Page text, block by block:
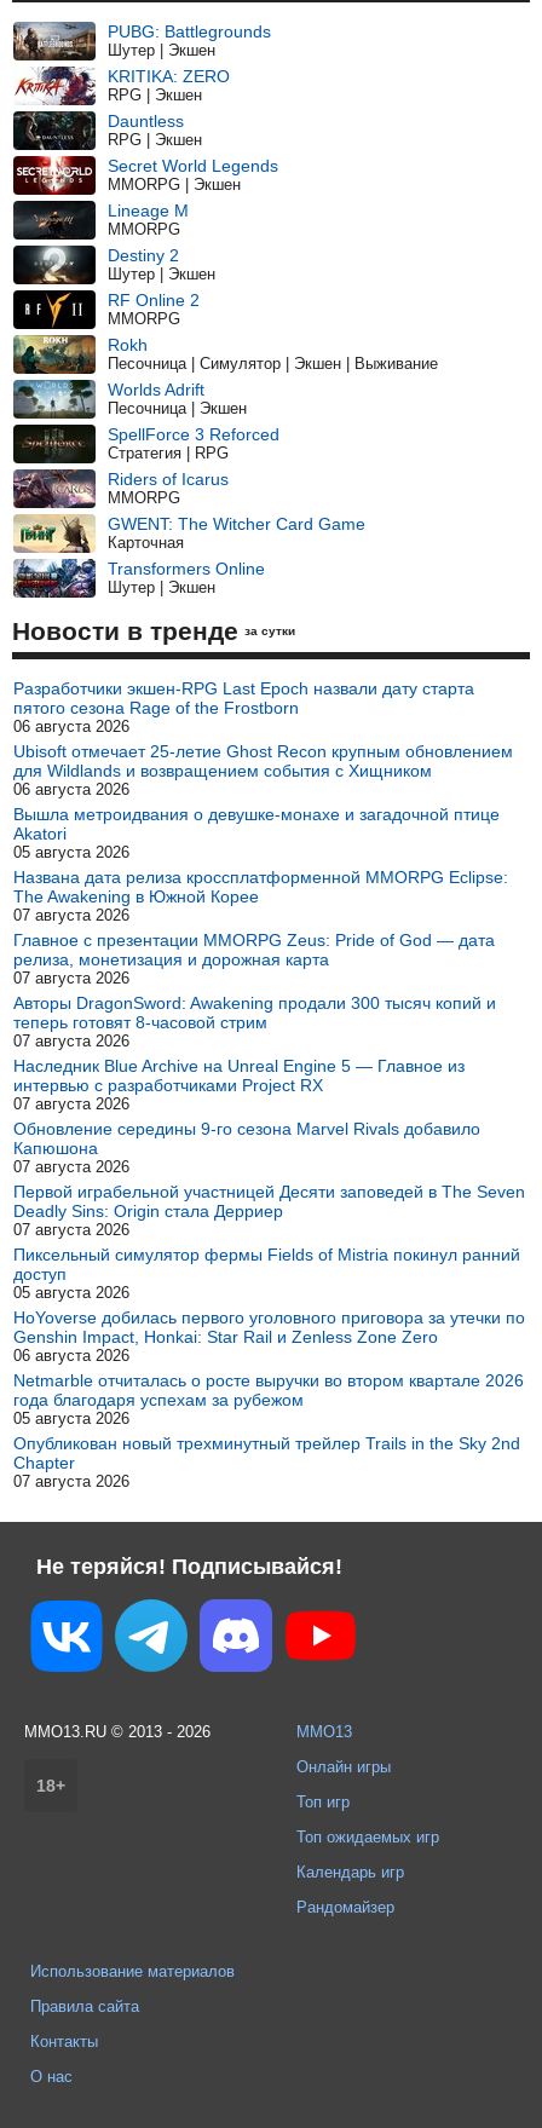
PUBG: Battlegrounds
Шутер | Экшен
KRITIKA: ZERO
RPG | Экшен
Dauntless
RPG | Экшен
Secret World Legends
MMORPG | Экшен
Lineage M
MMORPG
Destiny 2
Шутер | Экшен
RF Online 2
MMORPG
Rokh
Песочница | Симулятор | Экшен | Выживание
Worlds Adrift
Песочница | Экшен
SpellForce 3 Reforced
Стратегия | RPG
Riders of Icarus
MMORPG
GWENT: The Witcher Card Game
Карточная
Transformers Online
Шутер | Экшен
Новости в тренде за сутки
Разработчики экшен-RPG Last Epoch назвали дату старта
пятого сезона Rage of the Frostborn
06 августа 2026
Ubisoft отмечает 25-летие Ghost Recon крупным обновлением
для Wildlands и возвращением события с Хищником
06 августа 2026
Вышла метроидвания о девушке-монахе и загадочной птице
Akatori
05 августа 2026
Названа дата релиза кроссплатформенной MMORPG Eclipse:
The Awakening в Южной Корее
07 августа 2026
Главное с презентации MMORPG Zeus: Pride of God — дата
релиза, монетизация и дорожная карта
07 августа 2026
Авторы DragonSword: Awakening продали 300 тысяч копий и
теперь готовят 8-часовой стрим
07 августа 2026
Наследник Blue Archive на Unreal Engine 5 — Главное из
интервью с разработчиками Project RX
07 августа 2026
Обновление середины 9-го сезона Marvel Rivals добавило
Капюшона
07 августа 2026
Первой играбельной участницей Десяти заповедей в The Seven
Deadly Sins: Origin стала Дерриер
07 августа 2026
Пиксельный симулятор фермы Fields of Mistria покинул ранний
доступ
05 августа 2026
HoYoverse добилась первого уголовного приговора за утечки по
Genshin Impact, Honkai: Star Rail и Zenless Zone Zero
06 августа 2026
Netmarble отчиталась о росте выручки во втором квартале 2026
года благодаря успехам за рубежом
05 августа 2026
Опубликован новый трехминутный трейлер Trails in the Sky 2nd
Chapter
07 августа 2026
Не теряйся! Подписывайся!
MMO13.RU © 2013 - 2026
18+
MMO13
Онлайн игры
Топ игр
Топ ожидаемых игр
Календарь игр
Рандомайзер
Использование материалов
Правила сайта
Контакты
О нас